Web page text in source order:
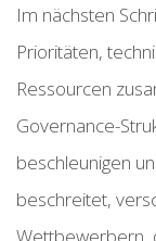
Im nächsten
Prioritäten,
Ressourcen
Governance-
beschleunigen
beschreitet,
Wettbewerbern,